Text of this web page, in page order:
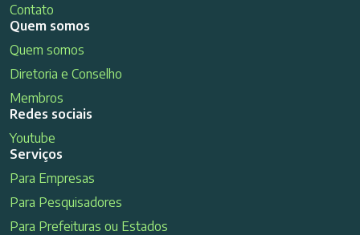
Contato
Quem somos
Quem somos
Diretoria e Conselho
Membros
Redes sociais
Youtube
Serviços
Para Empresas
Para Pesquisadores
Para Prefeituras ou Estados